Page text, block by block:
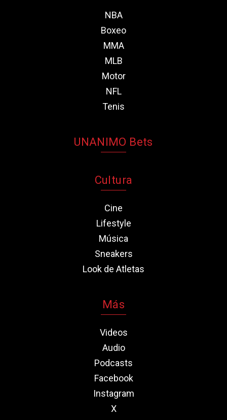
NBA
Boxeo
MMA
MLB
Motor
NFL
Tenis
UNANIMO Bets
Cultura
Cine
Lifestyle
Música
Sneakers
Look de Atletas
Más
Videos
Audio
Podcasts
Facebook
Instagram
X